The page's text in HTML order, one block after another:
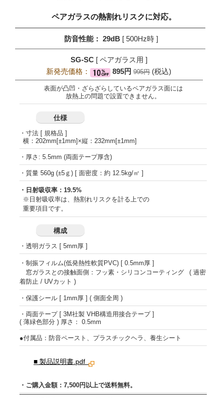
ペアガラスの熱割れリスクに対応。
防音性能： 29dB [ 500Hz時 ]
SG-SC [ ペアガラス用 ]
新発売価格：
895円995円(税込)
表面が凸凹・ざらざらしているペアガラス面には
放熱上の問題で設置できません。
仕様
・寸法 [ 規格品 ]
横：202mm[±1mm]×縦：232mm[±1mm]
・厚さ: 5.5mm (両面テープ厚含)
・質量 560g (±5ｇ) [ 面密度：約 12.5kg/㎡ ]
・日射吸収率：19.5%
※日射吸収率は、熱割れリスクを計る上での
重要項目です。
構成
・透明ガラス [ 5mm厚 ]
・制振フィルム(低発熱性軟質PVC) [ 0.5mm厚 ]
窓ガラスとの接触面側：フッ素・シリコンコーティング ( 過密
着防止 / UVカット )
・保護シール [ 1mm厚 ] ( 側面全周 )
・両面テープ [ 3M社製 VHB構造用接合テープ ]
( 薄緑色部分 ) 厚さ： 0.5mm
●付属品：防音ペースト、プラスチックヘラ、養生シート
■ 製品説明書.pdf
・ご購入金額：7,500円以上で送料無料。